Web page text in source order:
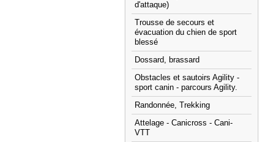
d'attaque)
Trousse de secours et
évacuation du chien de sport
blessé
Dossard, brassard
Obstacles et sautoirs Agility -
sport canin - parcours Agility.
Randonnée, Trekking
Attelage - Canicross - Cani-
VTT